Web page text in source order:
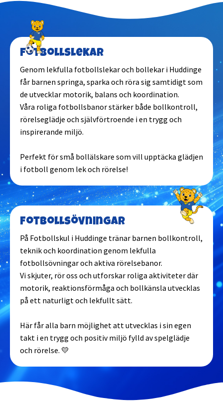
Fotbollslekar
Genom lekfulla fotbollslekar och bollekar i Huddinge
får barnen springa, sparka och röra sig samtidigt som
de utvecklar motorik, balans och koordination.
Våra roliga fotbollsbanor stärker både bollkontroll,
rörelseglädje och självförtroende i en trygg och
inspirerande miljö.
Perfekt för små bollälskare som vill upptäcka glädjen
i fotboll genom lek och rörelse!
Fotbollsövningar
På Fotbollskul i Huddinge tränar barnen bollkontroll,
teknik och koordination genom lekfulla
fotbollsövningar och aktiva rörelsebanor.
Vi skjuter, rör oss och utforskar roliga aktiviteter där
motorik, reaktionsförmåga och bollkänsla utvecklas
på ett naturligt och lekfullt sätt.
Här får alla barn möjlighet att utvecklas i sin egen
takt i en trygg och positiv miljö fylld av spelglädje
och rörelse. 💛